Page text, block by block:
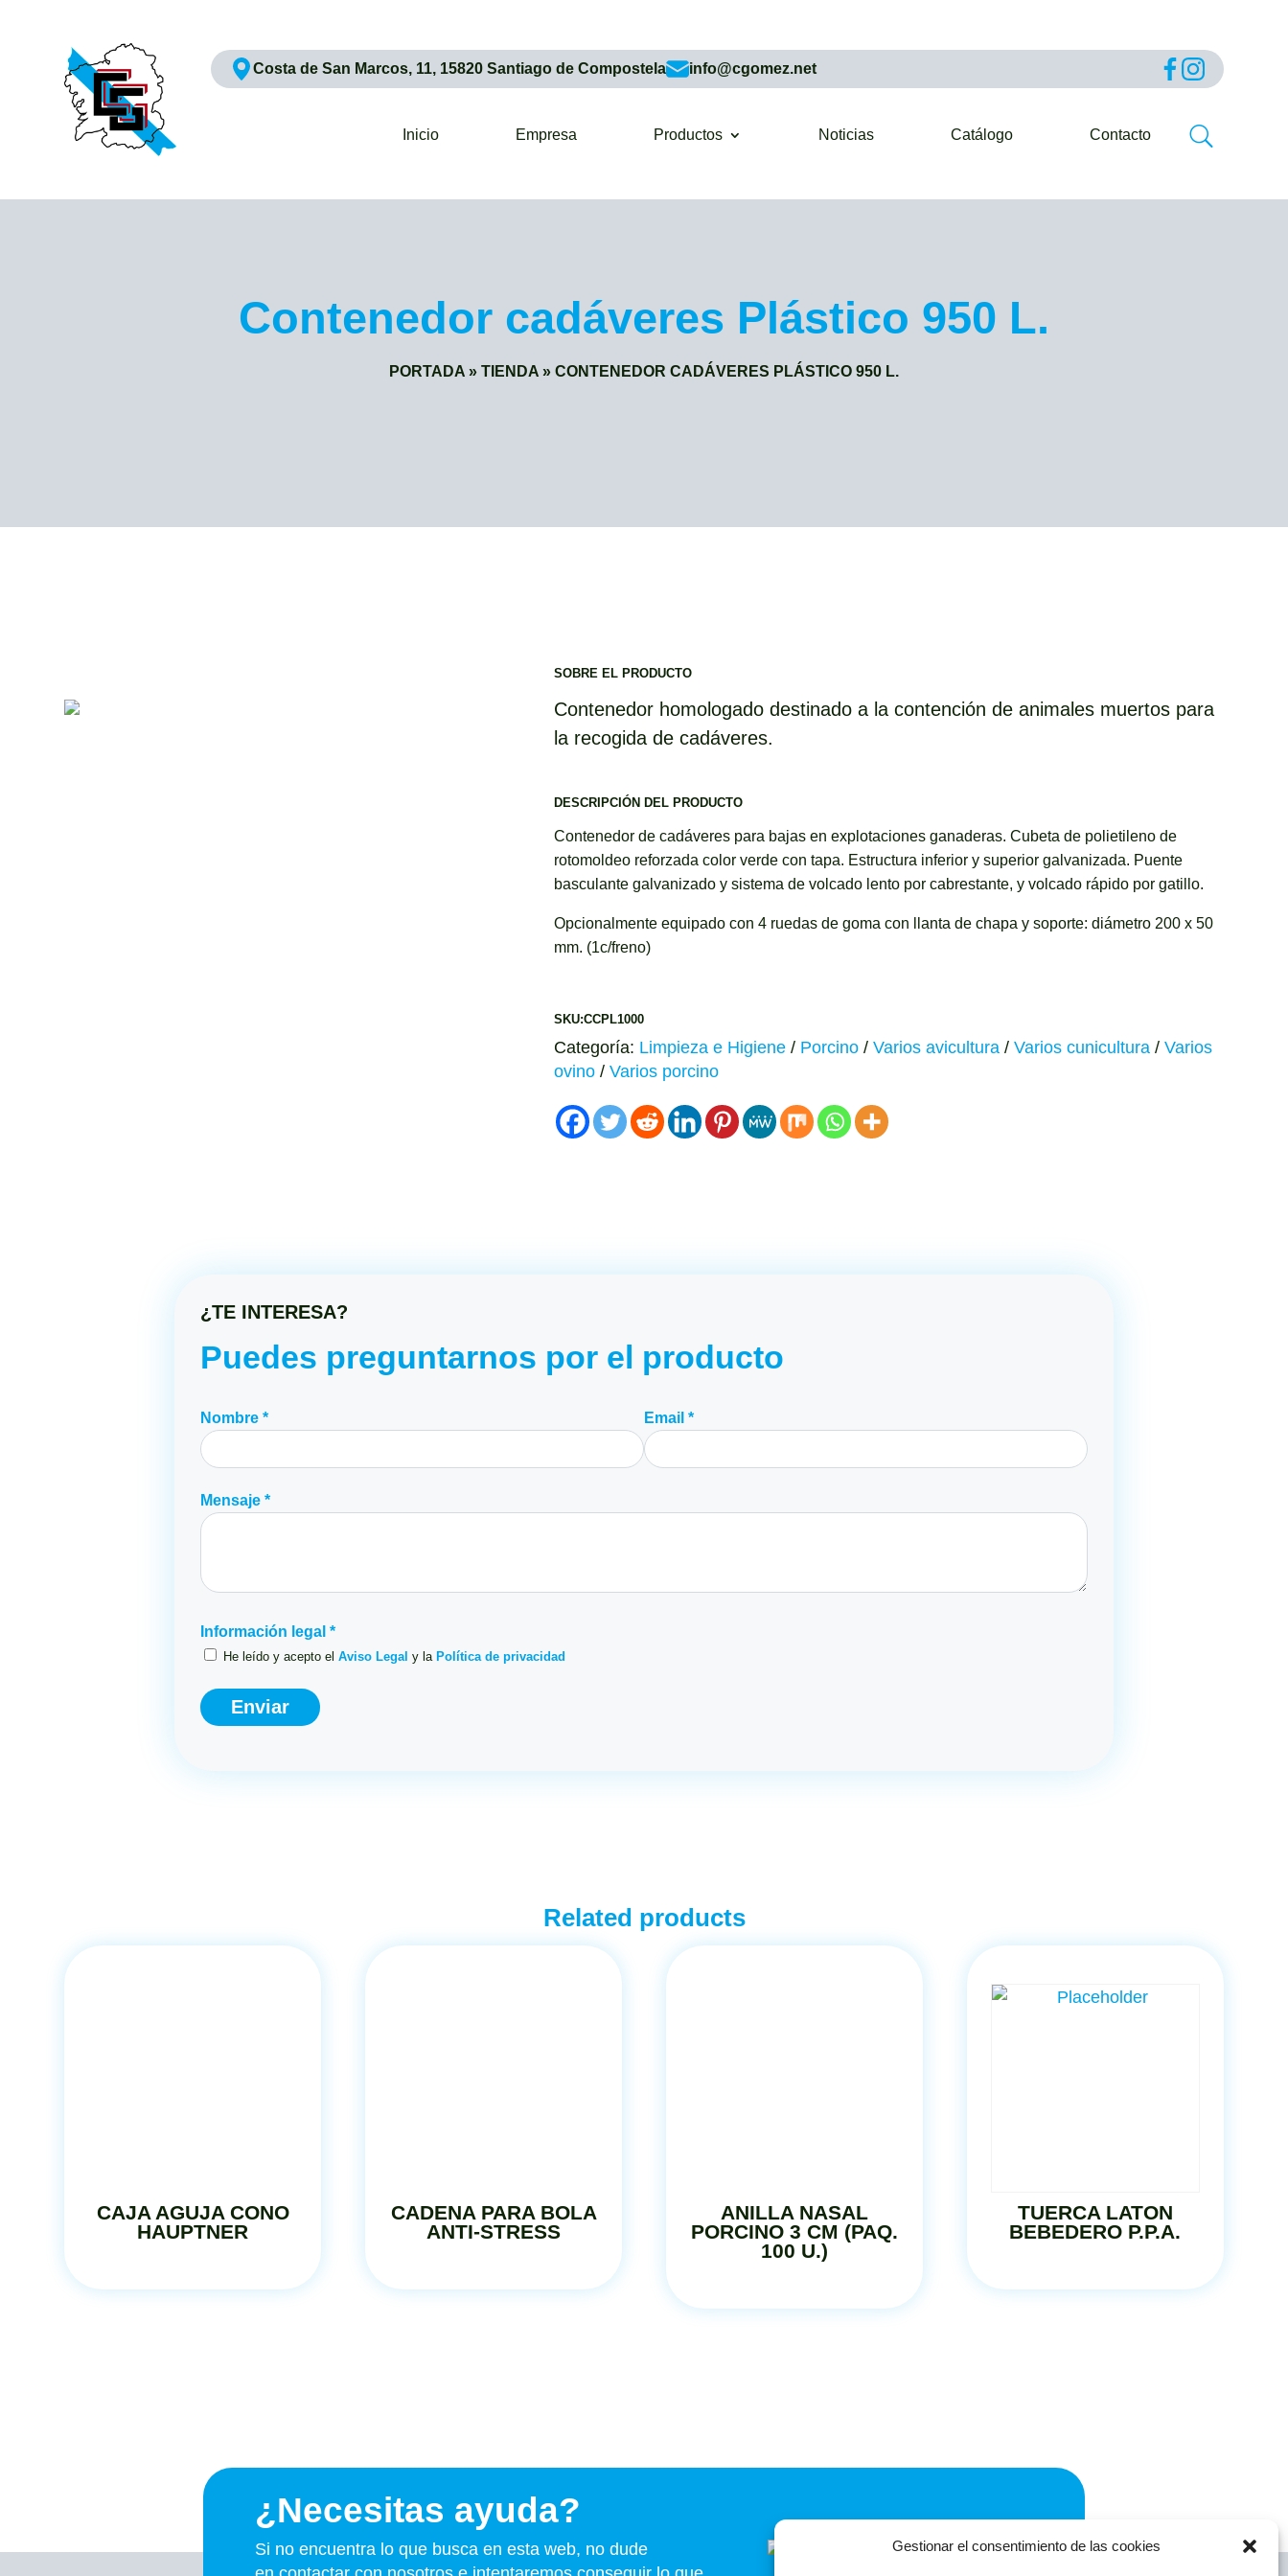
Gestionar el consentimiento de las cookies
Costa de San Marcos, 11, 15820 Santiago de Compostela info@cgomez.net
Inicio Empresa Productos Noticias Catálogo Contacto
Contenedor cadáveres Plástico 950 L.
PORTADA » TIENDA » CONTENEDOR CADÁVERES PLÁSTICO 950 L.
SOBRE EL PRODUCTO
Contenedor homologado destinado a la contención de animales muertos para
la recogida de cadáveres.
DESCRIPCIÓN DEL PRODUCTO
Contenedor de cadáveres para bajas en explotaciones ganaderas. Cubeta de polietileno de
rotomoldeo reforzada color verde con tapa. Estructura inferior y superior galvanizada. Puente
basculante galvanizado y sistema de volcado lento por cabrestante, y volcado rápido por gatillo.
Opcionalmente equipado con 4 ruedas de goma con llanta de chapa y soporte: diámetro 200 x 50
mm. (1c/freno)
SKU:CCPL1000
Categoría: Limpieza e Higiene/ Porcino/ Varios avicultura/ Varios cunicultura/ Varios
ovino/ Varios porcino
¿TE INTERESA?
Puedes preguntarnos por el producto
Nombre * Email *
Mensaje *
Información legal *
He leído y acepto el Aviso Legal y la Política de privacidad
Related products
CAJA AGUJA CONO
HAUPTNER
CADENA PARA BOLA
ANTI-STRESS
ANILLA NASAL
PORCINO 3 CM (PAQ.
100 U.)
TUERCA LATON
BEBEDERO P.P.A.
¿Necesitas ayuda?
Si no encuentra lo que busca en esta web, no dude
981 587 122